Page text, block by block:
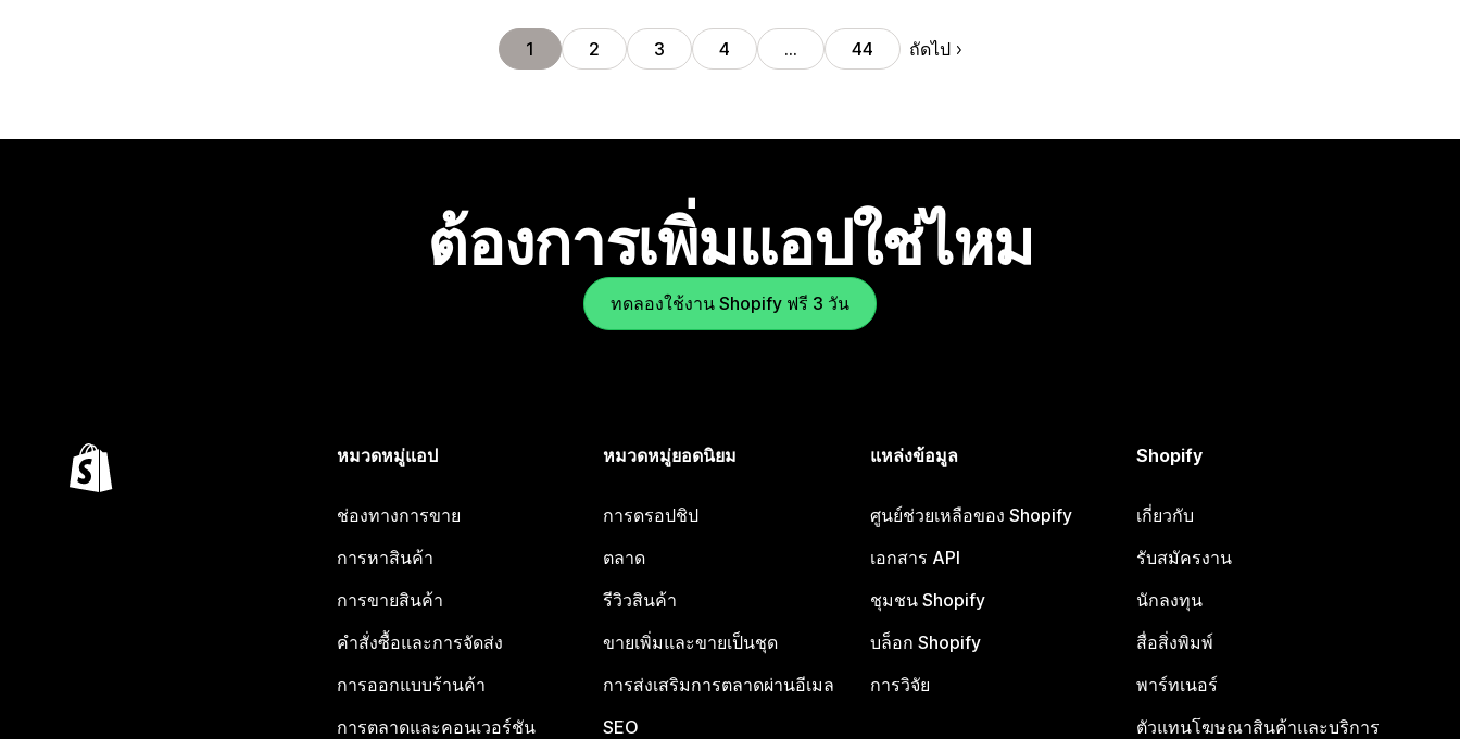
1 2 3 4 … 44 ถัดไป
ต้องการเพิ่มแอปใช่ไหม
ทดลองใช้งาน Shopify ฟรี 3 วัน
หมวดหมู่แอป
ช่องทางการขาย
การหาสินค้า
การขายสินค้า
คำสั่งซื้อและการจัดส่ง
การออกแบบร้านค้า
การตลาดและคอนเวอร์ชัน
หมวดหมู่ยอดนิยม
การดรอปชิป
ตลาด
รีวิวสินค้า
ขายเพิ่มและขายเป็นชุด
การส่งเสริมการตลาดผ่านอีเมล
SEO
แหล่งข้อมูล
ศูนย์ช่วยเหลือของ Shopify
เอกสาร API
ชุมชน Shopify
บล็อก Shopify
การวิจัย
Shopify
เกี่ยวกับ
รับสมัครงาน
นักลงทุน
สื่อสิ่งพิมพ์
พาร์ทเนอร์
ตัวแทนโฆษณาสินค้าและบริการ